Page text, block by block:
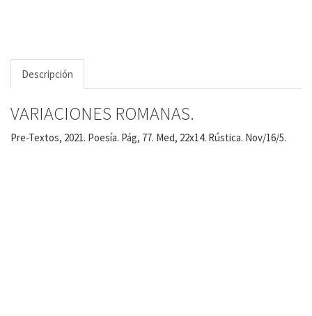
Descripción
VARIACIONES ROMANAS.
Pre-Textos, 2021. Poesía. Pág, 77. Med, 22x14. Rústica. Nov/16/5.